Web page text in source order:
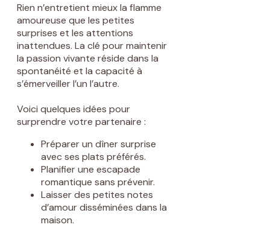
Rien n’entretient mieux la flamme
amoureuse que les petites
surprises et les attentions
inattendues. La clé pour maintenir
la passion vivante réside dans la
spontanéité et la capacité à
s’émerveiller l’un l’autre.
Voici quelques idées pour
surprendre votre partenaire :
Préparer un dîner surprise
avec ses plats préférés.
Planifier une escapade
romantique sans prévenir.
Laisser des petites notes
d’amour disséminées dans la
maison.